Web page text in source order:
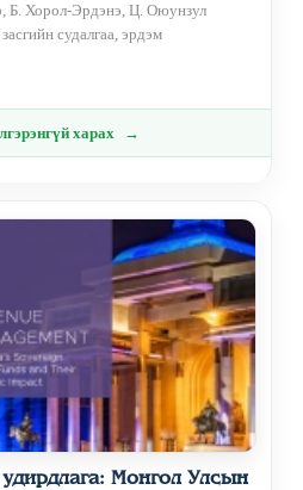
Б. Хорол-Эрдэнэ, Ц. Оюунзул
судалгаа, эрдэм
харах
Монгол Улсын